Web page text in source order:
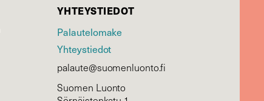
YHTEYSTIEDOT
Palautelomake
Yhteystiedot
palaute@suomenluonto.fi
Suomen Luonto